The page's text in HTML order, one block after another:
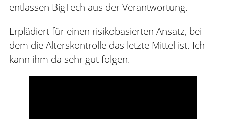
entlassen BigTech aus der Verantwortung.
Erplädiert für einen risikobasierten Ansatz, bei
dem die Alterskontrolle das letzte Mittel ist. Ich
kann ihm da sehr gut folgen.